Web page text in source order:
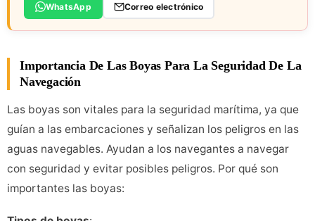
WhatsApp
Correo electrónico
Importancia De Las Boyas Para La Seguridad De La
Navegación
Las boyas son vitales para la seguridad marítima, ya que
guían a las embarcaciones y señalizan los peligros en las
aguas navegables. Ayudan a los navegantes a navegar
con seguridad y evitar posibles peligros. Por qué son
importantes las boyas: